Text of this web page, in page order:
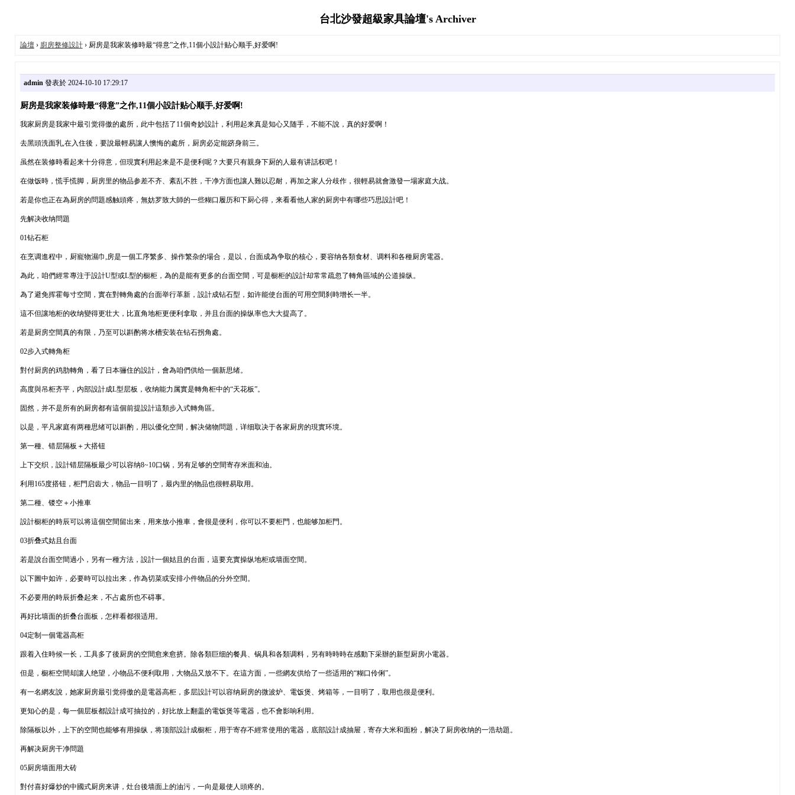
台北沙發超級家具論壇's Archiver
論壇› 廚房整修設計› 厨房是我家装修時最“得意”之作,11個小設計贴心顺手,好爱啊!
admin發表於 2024-10-10 17:29:17
厨房是我家装修時最“得意”之作,11個小設計贴心顺手,好爱啊!
我家厨房是我家中最引觉得傲的處所，此中包括了11個奇妙設計，利用起来真是知心又随手，不能不說，真的好爱啊！
去黑頭洗面乳,在入住後，要說最輕易讓人懊悔的處所，厨房必定能跻身前三。
虽然在装修時看起来十分得意，但現實利用起来是不是便利呢？大要只有親身下厨的人最有讲話权吧！
在做饭時，慌手慌脚，厨房里的物品参差不齐、紊乱不胜，干净方面也讓人難以忍耐，再加之家人分歧作，很輕易就會激發一場家庭大战。
若是你也正在為厨房的問題感触頭疼，無妨罗致大師的一些糊口履历和下厨心得，来看看他人家的厨房中有哪些巧思設計吧！
先解决收纳問題
01钻石柜
在烹调進程中，厨寵物濕巾,房是一個工序繁多、操作繁杂的場合，是以，台面成為争取的核心，要容纳各類食材、调料和各種厨房電器。
為此，咱們經常專注于設計U型或L型的橱柜，為的是能有更多的台面空間，可是橱柜的設計却常常疏忽了轉角區域的公道操纵。
為了避免挥霍每寸空間，實在對轉角處的台面举行革新，設計成钻石型，如许能使台面的可用空間刹時增长一半。
這不但讓地柜的收纳變得更壮大，比直角地柜更便利拿取，并且台面的操纵率也大大提高了。
若是厨房空間真的有限，乃至可以斟酌将水槽安装在钻石拐角處。
02步入式轉角柜
對付厨房的鸡肋轉角，看了日本骊住的設計，會為咱們供给一個新思绪。
高度與吊柜齐平，内部設計成L型层板，收纳能力属實是轉角柜中的“天花板”。
固然，并不是所有的厨房都有這個前提設計這類步入式轉角區。
以是，平凡家庭有两種思绪可以斟酌，用以優化空間，解决储物問題，详细取决于各家厨房的現實环境。
第一種、错层隔板＋大搭钮
上下交织，設計错层隔板最少可以容纳8~10口锅，另有足够的空間寄存米面和油。
利用165度搭钮，柜門启齿大，物品一目明了，最内里的物品也很輕易取用。
第二種、镂空＋小推車
設計橱柜的時辰可以将這個空間留出来，用来放小推車，會很是便利，你可以不要柜門，也能够加柜門。
03折叠式姑且台面
若是說台面空間過小，另有一種方法，設計一個姑且的台面，這要充實操纵地柜或墙面空間。
以下圖中如许，必要時可以拉出来，作為切菜或安排小件物品的分外空間。
不必要用的時辰折叠起来，不占處所也不碍事。
再好比墙面的折叠台面板，怎样看都很适用。
04定制一個電器高柜
跟着入住時候一长，工具多了後厨房的空間愈来愈挤。除各類巨细的餐具、锅具和各類调料，另有時時時在感動下采辦的新型厨房小電器。
但是，橱柜空間却讓人绝望，小物品不便利取用，大物品又放不下。在這方面，一些網友供给了一些适用的“糊口伶俐”。
有一名網友說，她家厨房最引觉得傲的是電器高柜，多层設計可以容纳厨房的微波炉、電饭煲、烤箱等，一目明了，取用也很是便利。
更知心的是，每一個层板都設計成可抽拉的，好比放上翻盖的電饭煲等電器，也不會影响利用。
除隔板以外，上下的空間也能够有用操纵，将顶部設計成橱柜，用于寄存不經常使用的電器，底部設計成抽屉，寄存大米和面粉，解决了厨房收纳的一浩劫題。
再解决厨房干净問題
05厨房墙面用大砖
對付喜好爆炒的中國式厨房来讲，灶台後墙面上的油污，一向是最使人頭疼的。